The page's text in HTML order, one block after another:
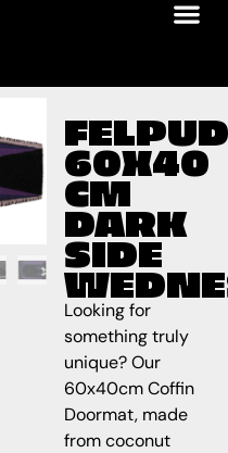
60X40
CM
DARK
SIDE
Looking for
something truly
unique? Our
60x40cm Coffin
Doormat, made
from coconut